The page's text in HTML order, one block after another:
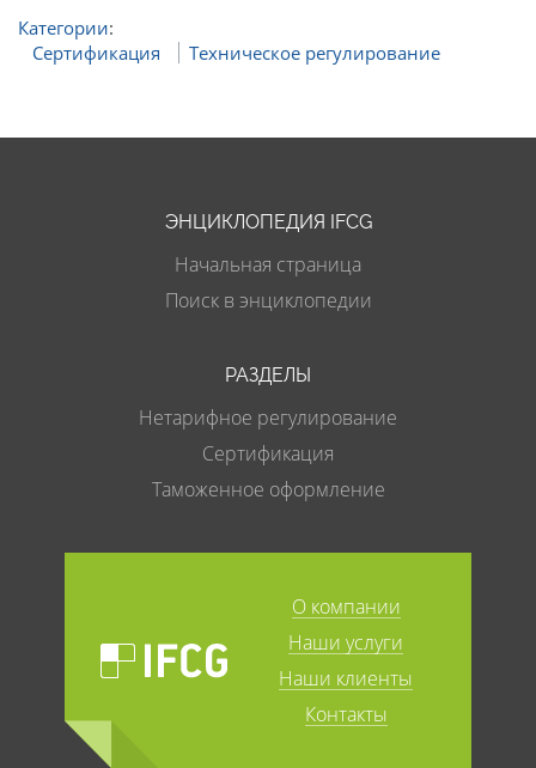
Категории:
Сертификация
Техническое регулирование
ЭНЦИКЛОПЕДИЯ IFCG
Начальная страница
Поиск в энциклопедии
РАЗДЕЛЫ
Нетарифное регулирование
Сертификация
Таможенное оформление
О компании
Наши услуги
Наши клиенты
Контакты